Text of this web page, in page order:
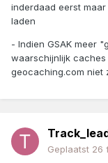
inderdaad eerst
laden
- Indien GSAK meer
waarschijnlijk
geocaching.com niet
Geplaatst 26